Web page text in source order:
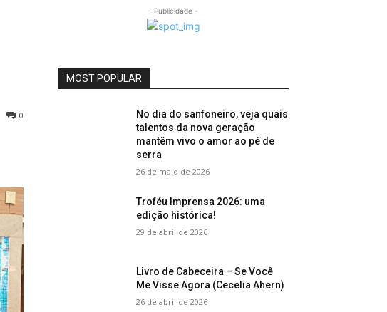
0
- Publicidade -
MOST POPULAR
No dia do sanfoneiro, veja quais
talentos da nova geração
mantêm vivo o amor ao pé de
serra
26 de maio de 2026
Troféu Imprensa 2026: uma
edição histórica!
29 de abril de 2026
Livro de Cabeceira – Se Você
Me Visse Agora (Cecelia Ahern)
26 de abril de 2026